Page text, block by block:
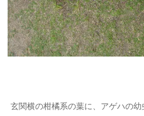
玄関横の柑橘系の葉に、アゲハの幼